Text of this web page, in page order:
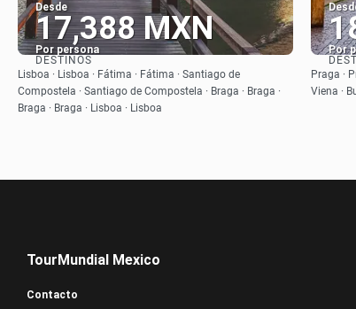
Desde
17,388 MXN
Por persona
Ver
DESTINOS
Lisboa · Lisboa · Fátima · Fátima · Santiago de
Compostela · Santiago de Compostela · Braga · Braga ·
Braga · Braga · Lisboa · Lisboa
Por
Praga ·
Viena ·
TourMundial Mexico
Contacto